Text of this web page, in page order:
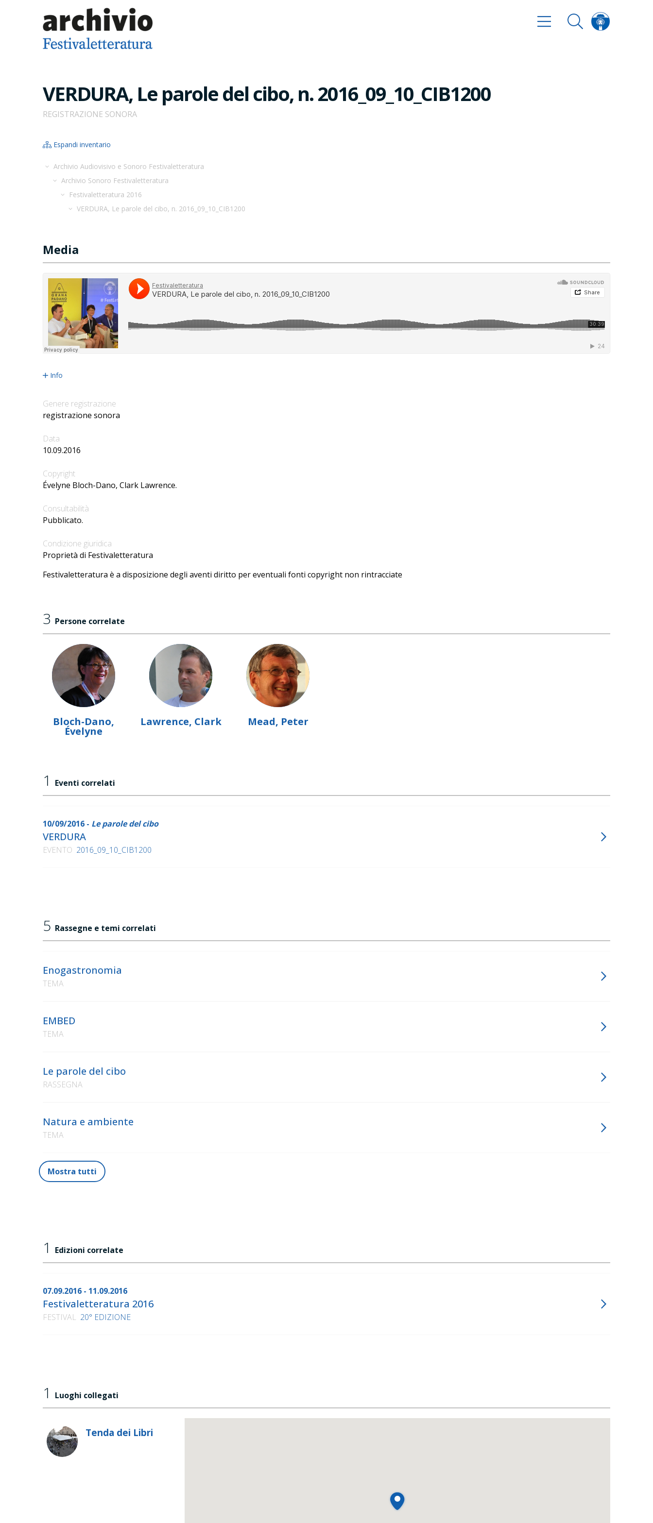
VERDURA, Le parole del cibo, n. 2016_09_10_CIB1200
REGISTRAZIONE SONORA
Espandi inventario
Archivio Audiovisivo e Sonoro Festivaletteratura
Archivio Sonoro Festivaletteratura
Festivaletteratura 2016
VERDURA, Le parole del cibo, n. 2016_09_10_CIB1200
Media
Info
Genere registrazione
registrazione sonora
Data
10.09.2016
Copyright
Évelyne Bloch-Dano, Clark Lawrence.
Consultabilità
Pubblicato.
Condizione giuridica
Proprietà di Festivaletteratura
Festivaletteratura è a disposizione degli aventi diritto per eventuali fonti copyright non rintracciate
3 Persone correlate
Bloch-Dano,
Évelyne
Lawrence, Clark Mead, Peter
1 Eventi correlati
10/09/2016 - Le parole del cibo
VERDURA
EVENTO 2016_09_10_CIB1200
5 Rassegne e temi correlati
Enogastronomia
TEMA
EMBED
TEMA
Le parole del cibo
RASSEGNA
Natura e ambiente
TEMA
Mostra tutti
1 Edizioni correlate
07.09.2016 - 11.09.2016
Festivaletteratura 2016
FESTIVAL 20° EDIZIONE
1 Luoghi collegati
Tenda dei Libri